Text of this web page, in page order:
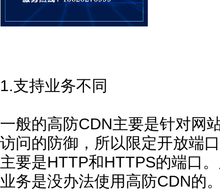
1.支持业务不同
一般的高防CDN主要是针对网
访问的防御，所以限定开放端
主要是HTTP和HTTPS的端口
业务是没办法使用高防CDN的